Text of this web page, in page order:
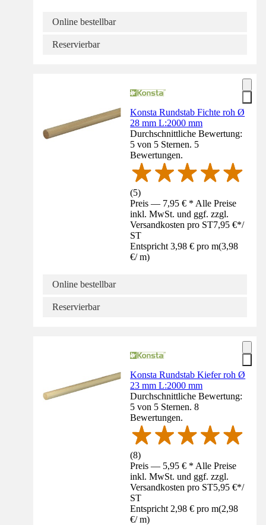
Online bestellbar
Reservierbar
Konsta Rundstab Fichte roh Ø
28 mm L:2000 mm
Durchschnittliche Bewertung:
5 von 5 Sternen. 5
Bewertungen.
(5)
Preis — 7,95 € * Alle Preise
inkl. MwSt. und ggf. zzgl.
Versandkosten pro ST7,95 €*/
ST
Entspricht 3,98 € pro m(3,98
€/ m)
Online bestellbar
Reservierbar
Konsta Rundstab Kiefer roh Ø
23 mm L:2000 mm
Durchschnittliche Bewertung:
5 von 5 Sternen. 8
Bewertungen.
(8)
Preis — 5,95 € * Alle Preise
inkl. MwSt. und ggf. zzgl.
Versandkosten pro ST5,95 €*/
ST
Entspricht 2,98 € pro m(2,98
€/ m)